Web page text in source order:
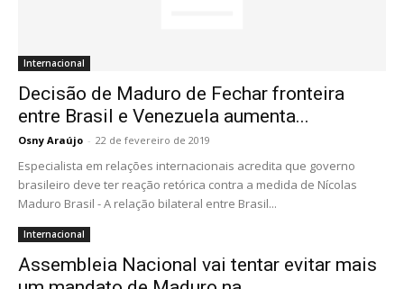
Internacional
Decisão de Maduro de Fechar fronteira
entre Brasil e Venezuela aumenta...
Osny Araújo - 22 de fevereiro de 2019
Especialista em relações internacionais acredita que governo
brasileiro deve ter reação retórica contra a medida de Nícolas
Maduro Brasil - A relação bilateral entre Brasil...
Internacional
Assembleia Nacional vai tentar evitar mais